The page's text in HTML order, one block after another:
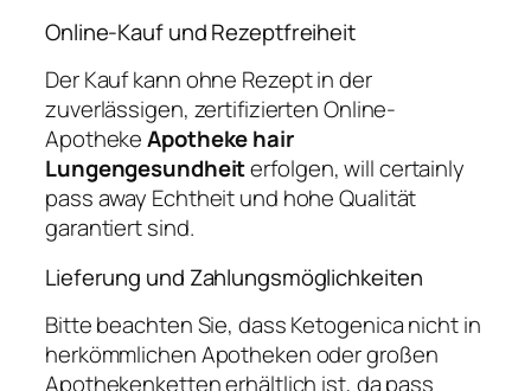
Online-Kauf und Rezeptfreiheit
Der Kauf kann ohne Rezept in der
zuverlässigen, zertifizierten Online-
ApothekeApotheke hair
Lungengesundheiterfolgen, will certainly
pass away Echtheit und hohe Qualität
garantiert sind.
Lieferung und Zahlungsmöglichkeiten
Bitte beachten Sie, dass Ketogenica nicht in
herkömmlichen Apotheken oder großen
Apothekenketten erhältlich ist, da pass